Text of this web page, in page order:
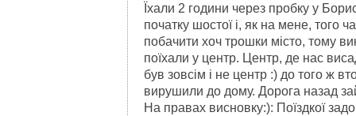
Їхали 2 години через пробку у
початку шостої і, як на мене, того
побачити хоч трошки місто, тому
поїхали у центр. Центр, де нас
був зовсім і не центр :) до того ж
вирушили до дому. Дорога назад
На правах висновку:): Поїздкої